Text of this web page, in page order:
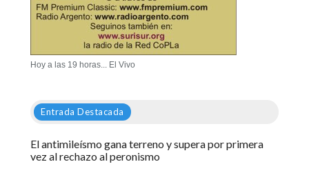
Hoy a las 19 horas... El Vivo
Entrada Destacada
El antimileísmo gana terreno y supera por primera
vez al rechazo al peronismo